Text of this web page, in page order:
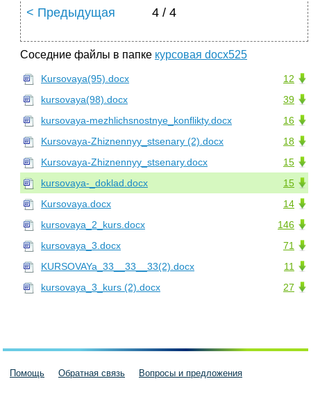
< Предыдущая 4 / 4
Соседние файлы в папке курсовая docx525
12
Kursovaya(95).docx
39
kursovaya(98).docx
16
kursovaya-mezhlichsnostnye_konflikty.docx
18
Kursovaya-Zhiznennyy_stsenary (2).docx
15
Kursovaya-Zhiznennyy_stsenary.docx
15
kursovaya-_doklad.docx
14
Kursovaya.docx
146
kursovaya_2_kurs.docx
71
kursovaya_3.docx
11
KURSOVAYa_33__33__33(2).docx
27
kursovaya_3_kurs (2).docx
Помощь Обратная связь Вопросы и предложения